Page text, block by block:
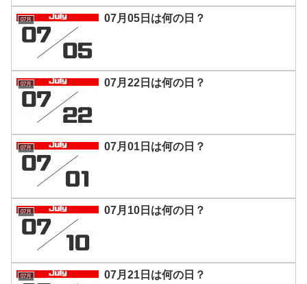
07月 07月05日は何の日？
07月 07月22日は何の日？
07月 07月01日は何の日？
07月 07月10日は何の日？
07月 07月21日は何の日？